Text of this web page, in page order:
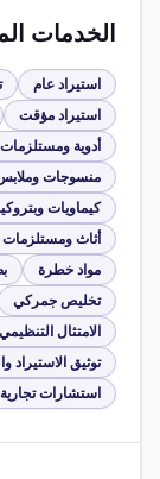
الخدمات
استيراد عام
استيراد مؤقت
أدوية
منسوجات
كيماويات
أثاث ومستلزمات
مواد خطرة
تخليص جمركي
الامتثال التنظيمي
توثيق الاستيراد
استشارات تجارية